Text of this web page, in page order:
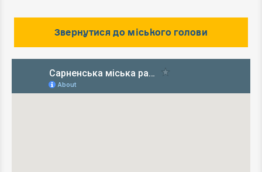
Звернутися до міського голови